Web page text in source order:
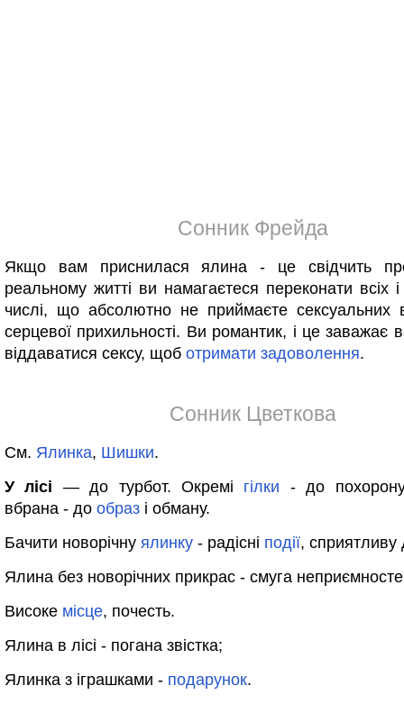
Сонник Фрейда
Якщо вам приснилася ялина - це свідчить
реальному житті ви намагаєтеся переконати всіх
числі, що абсолютно не приймаєте сексуальних
серцевої прихильності. Ви романтик, і це заважає
віддаватися сексу, щоб отримати задоволення.
Сонник Цветкова
См. Ялинка, Шишки.
У лісі — до турбот. Окремі гілки - до
вбрана - до образ і обману.
Бачити новорічну ялинку - радісні події,
Ялина без новорічних прикрас - смуга
Високе місце, почесть.
Ялина в лісі - погана звістка;
Ялинка з іграшками - подарунок.